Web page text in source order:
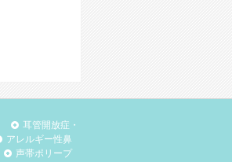
耳管開放症・
アレルギー性鼻
声帯ポリープ